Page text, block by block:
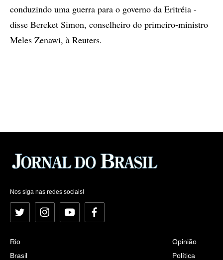
conduzindo uma guerra para o governo da Eritréia -
disse Bereket Simon, conselheiro do primeiro-ministro
Meles Zenawi, à Reuters.
Nos siga nas redes sociais!
Twitter InstagramYouTubeFacebook
Rio
Brasil
Opinião
Política